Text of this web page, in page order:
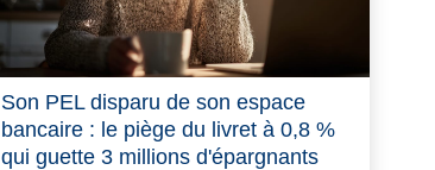
Son PEL disparu de son espace
bancaire : le piège du livret à 0,8 %
qui guette 3 millions d'épargnants